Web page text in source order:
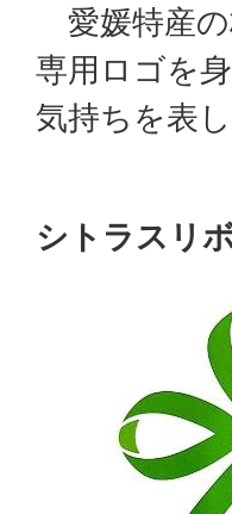
愛媛特産
専用ロゴを
気持ちを表し
シトラスリ